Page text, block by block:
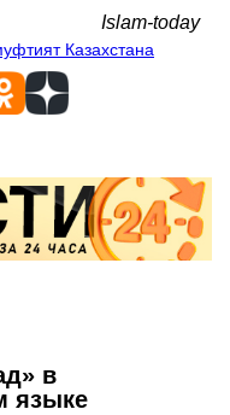
Islam-today
Казахстана
в
языке